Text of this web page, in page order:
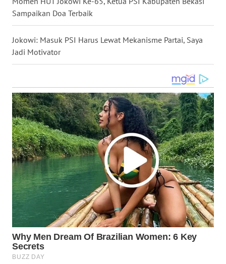
Sampaikan Doa Terbaik
Jokowi: Masuk PSI Harus Lewat Mekanisme Partai, Saya
Jadi Motivator
WN
NUSANTARA
WN
WN
JATIM
WN
BALI
WN
KALBAR
WN
WN
KALTARA